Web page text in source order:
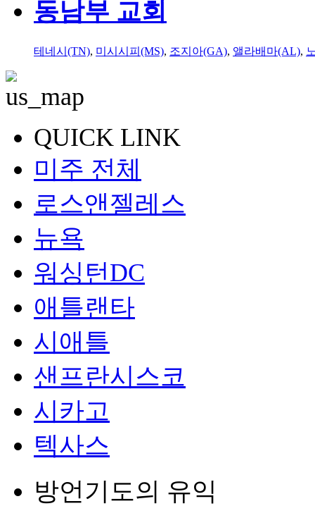
동남부 교회
테네시(TN), 미시시피(MS), 조지아(GA), 앨라배마(AL),
QUICK LINK
미주 전체
로스앤젤레스
뉴욕
워싱턴DC
애틀랜타
시애틀
샌프란시스코
시카고
텍사스
방언기도의 유익